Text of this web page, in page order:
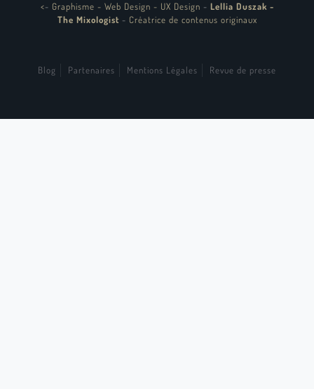
<- Graphisme - Web Design - UX Design - Lellia Duszak -
The Mixologist - Créatrice de contenus originaux
Blog Partenaires Mentions Légales Revue de presse